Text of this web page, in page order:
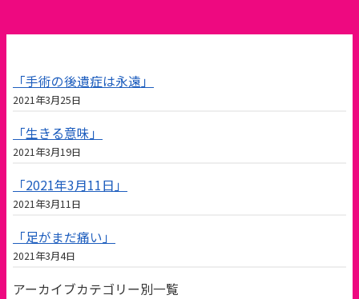
「手術の後遺症は永遠」
2021年3月25日
「生きる意味」
2021年3月19日
「2021年3月11日」
2021年3月11日
「足がまだ痛い」
2021年3月4日
アーカイブカテゴリー別一覧